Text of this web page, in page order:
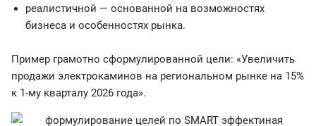
реалистичной — основанной на возможностях
бизнеса и особенностях рынка.
Пример грамотно сформулированной цели: «Увеличить
продажи электрокаминов на региональном рынке на 15%
к 1-му кварталу 2026 года».